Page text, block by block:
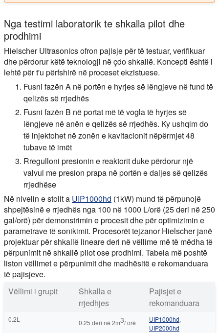
Nga testimi laboratorik te shkalla pilot dhe
prodhimi
Hielscher Ultrasonics ofron pajisje për të testuar, verifikuar
dhe përdorur këtë teknologji në çdo shkallë. Koncepti është i
lehtë për t'u përfshirë në proceset ekzistuese.
Fusni fazën A në portën e hyrjes së lëngjeve në fund të
qelizës së rrjedhës
Fusni fazën B në portat më të vogla të hyrjes së
lëngjeve në anën e qelizës së rrjedhës. Ky ushqim do
të injektohet në zonën e kavitacionit nëpërmjet 48
tubave të imët
Rregulloni presionin e reaktorit duke përdorur një
valvul me presion prapa në portën e daljes së qelizës
rrjedhëse
Në nivelin e stolit a UIP1000hd (1kW) mund të përpunojë
shpejtësinë e rrjedhës nga 100 në 1000 L/orë (25 deri në 250
gal/orë) për demonstrimin e procesit dhe për optimizimin e
parametrave të sonikimit. Procesorët tejzanor Hielscher janë
projektuar për shkallë lineare deri në vëllime më të mëdha të
përpunimit në shkallë pilot ose prodhimi. Tabela më poshtë
liston vëllimet e përpunimit dhe madhësitë e rekomanduara
të pajisjeve.
Vëllimi i grupit
Shkalla e
rrjedhjes
Pajisjet e
rekomanduara
0.2L 0.25 deri në 2m3/ orë UIP1000hd,
UIP2000hd